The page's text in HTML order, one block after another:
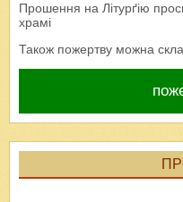
Прошення на Літурґію
храмі
Також пожертву можна